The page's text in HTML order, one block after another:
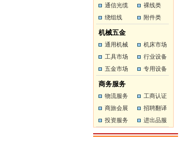
通信光缆
裸线类
绕组线
附件类
机械五金
通用机械
机床市场
工具市场
行业设备
五金市场
专用设备
商务服务
物流服务
工商认证
商旅会展
招聘翻译
投资服务
进出品服
务